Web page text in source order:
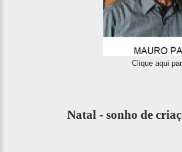
Clique aqui
Natal - sonho de